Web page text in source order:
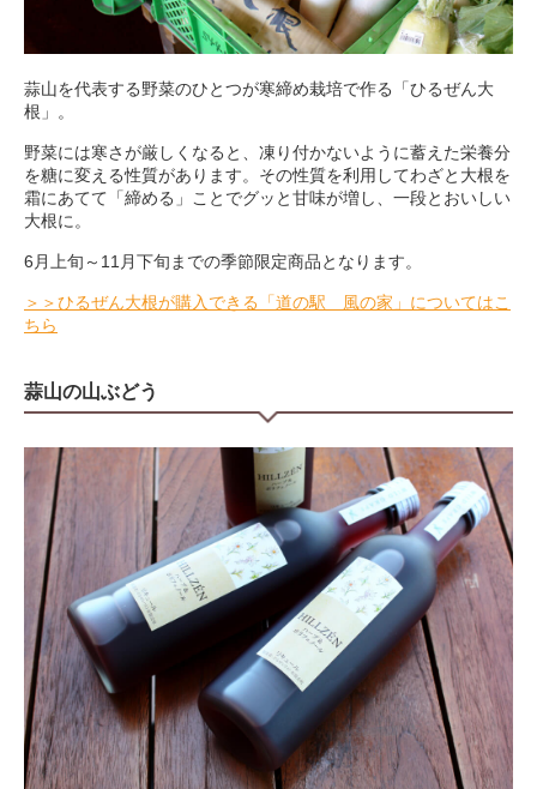
蒜山を代表する野菜のひとつが寒締め栽培で作る「ひるぜん大
根」。
野菜には寒さが厳しくなると、凍り付かないように蓄えた栄養分
を糖に変える性質があります。その性質を利用してわざと大根を
霜にあてて「締める」ことでグッと甘味が増し、一段とおいしい
大根に。
6月上旬～11月下旬までの季節限定商品となります。
＞＞ひるぜん大根が購入できる「道の駅 風の家」についてはこ
ちら
蒜山の山ぶどう